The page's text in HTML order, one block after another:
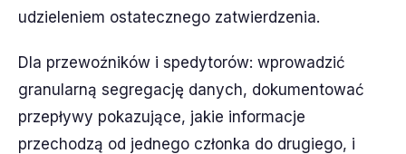
udzieleniem ostatecznego zatwierdzenia.
Dla przewoźników i spedytorów: wprowadzić
granularną segregację danych, dokumentować
przepływy pokazujące, jakie informacje
przechodzą od jednego członka do drugiego, i